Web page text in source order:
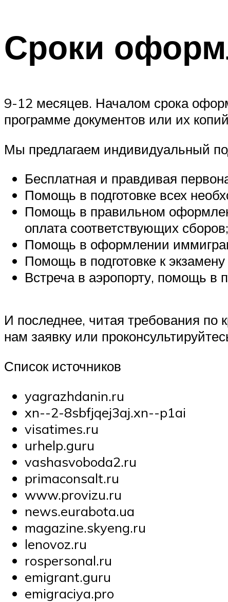
Сроки
9-12 месяцев. Началом срока
программе документов или их
Мы предлагаем индивидуальный
Бесплатная и правдивая
Помощь в подготовке всех
Помощь в правильном
оплата соответствующих сборов;
Помощь в оформлении
Помощь в подготовке к экзамену
Встреча в аэропорту, помощь в
И последнее, читая требования по
нам заявку или
Список источников
yagrazhdanin.ru
xn--2-8sbfjqej3aj.xn--p1ai
visatimes.ru
urhelp.guru
vashasvoboda2.ru
primaconsalt.ru
www.provizu.ru
news.eurabota.ua
magazine.skyeng.ru
lenovoz.ru
rospersonal.ru
emigrant.guru
emigraciya.pro